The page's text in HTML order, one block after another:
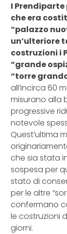
I
che era
“palazzo
un’ulteriore
costruzioni i
“grande
“torre
all’incirca 60
misurano alla
progressive
notevole
Quest’ultima
che sia stata
sospesa per
stato di
per le altre
confermano
le costruzioni
giorni.